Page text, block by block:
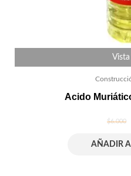
Acido
$6.000
AÑADIR